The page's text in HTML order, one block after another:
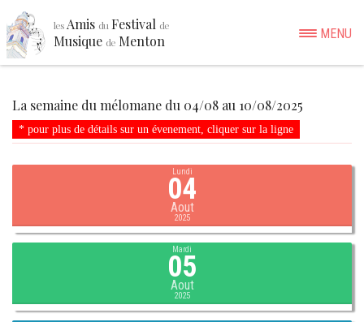
les Amis du Festival de
Musique de Menton MENU
La semaine du mélomane du 04/08 au 10/08/2025
* pour plus de détails sur un évenement, cliquer sur la ligne
Lundi
04
Aout
2025
Mardi
05
Aout
2025